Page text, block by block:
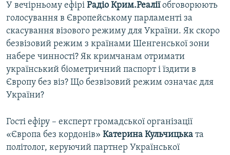
ІНФОГРАФІКА
ДОЛУЧАЙСЯ!
Усі сайти RFE/RL
У вечірньому ефірі Радіо Крим.Реаліїобговорюють
голосування в Європейському парламенті за
скасування візового режиму для України. Як скоро
безвізовий режим з країнами Шенгенської зони
набере чинності? Як кримчанам отримати
український біометричний паспорт і їздити в
Європу без віз? Що безвізовий режим означає для
України?
Гості ефіру – експерт громадської організації
«Європа без кордонів» Катерина Кульчицька та
політолог, керуючий партнер Української